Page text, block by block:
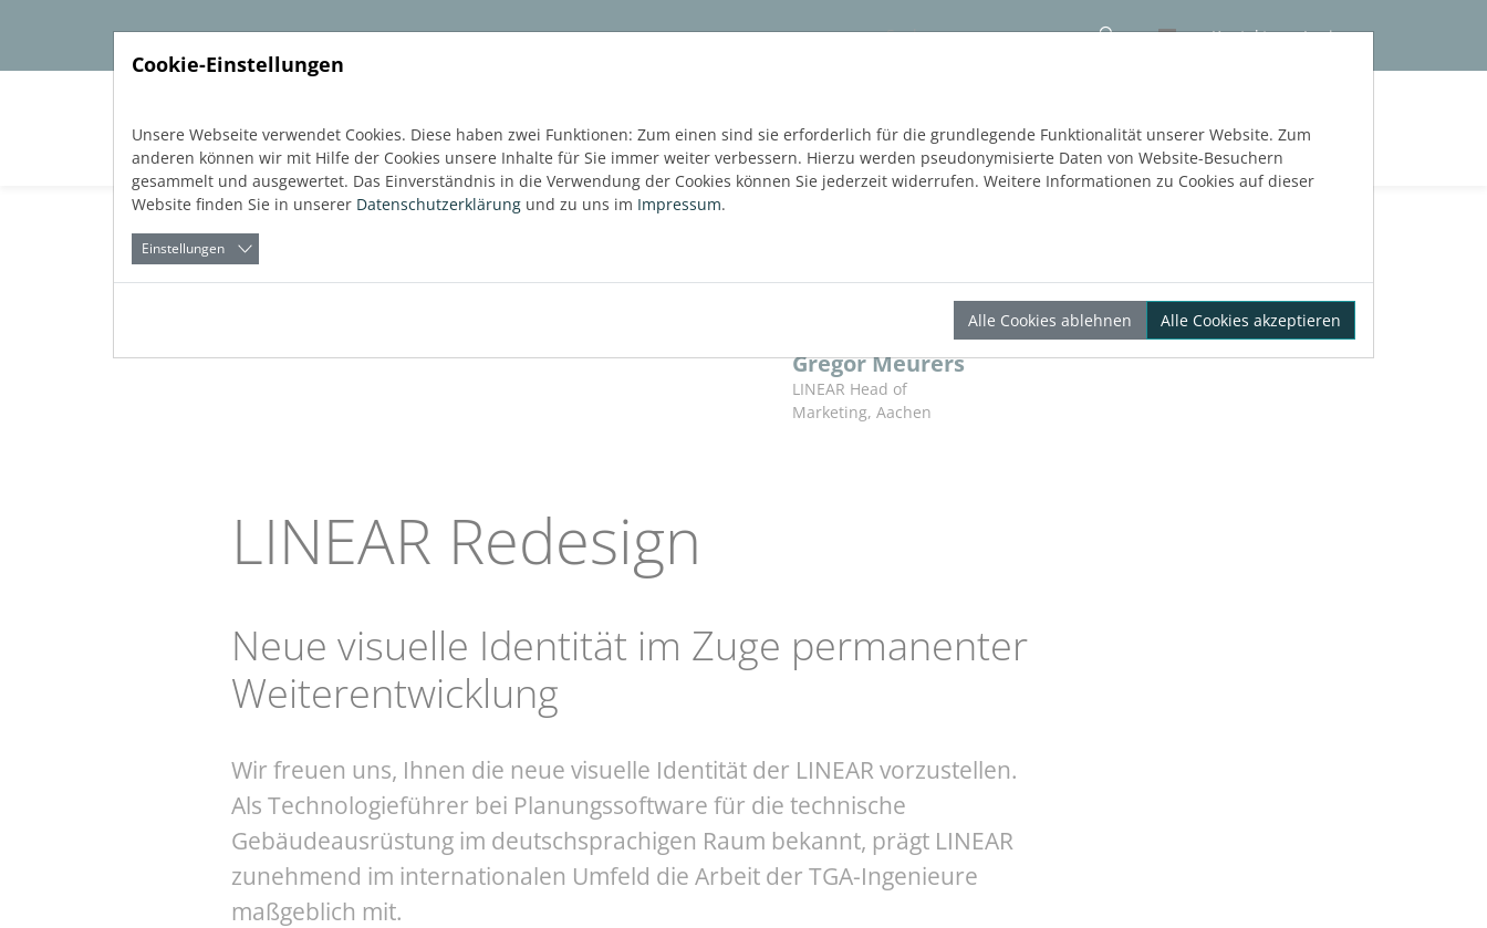
Kontakt
Login
Software Services Blog Content Hub KOSTENLOS TESTEN
Zurück
Software
Software
Gregor Meurers
LINEAR Head of
Marketing, Aachen
LINEAR Redesign
Neue visuelle Identität im Zuge permanenter
Weiterentwicklung
Wir freuen uns, Ihnen die neue visuelle Identität der LINEAR vorzustellen.
Als Technologieführer bei Planungssoftware für die technische
Gebäudeausrüstung im deutschsprachigen Raum bekannt, prägt LINEAR
zunehmend im internationalen Umfeld die Arbeit der TGA-Ingenieure
maßgeblich mit.
Cookie-Einstellungen
Unsere Webseite verwendet Cookies. Diese haben zwei Funktionen: Zum einen sind sie erforderlich für die grundlegende Funktionalität unserer Website. Zum
anderen können wir mit Hilfe der Cookies unsere Inhalte für Sie immer weiter verbessern. Hierzu werden pseudonymisierte Daten von Website-Besuchern
gesammelt und ausgewertet. Das Einverständnis in die Verwendung der Cookies können Sie jederzeit widerrufen. Weitere Informationen zu Cookies auf dieser
Website finden Sie in unserer Datenschutzerklärung und zu uns im Impressum.
Einstellungen
Alle Cookies ablehnen Alle Cookies akzeptieren